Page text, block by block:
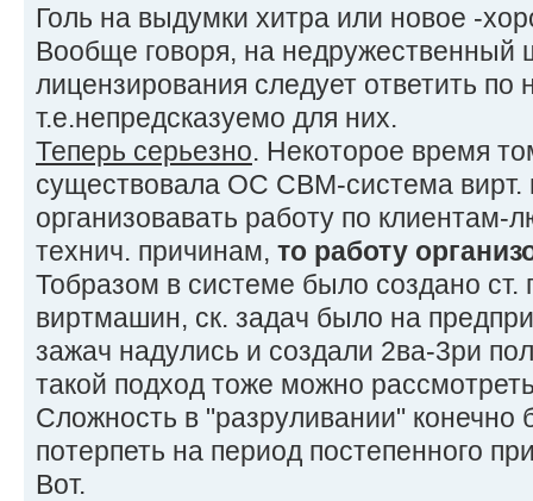
Голь на выдумки хитра или новое -
Вообще говоря, на недружественный
лицензирования следует ответить по
т.е.непредсказуемо для них.
Теперь серьезно. Некоторое время
существовала ОС СВМ-система вирт.
организовавать работу по
технич. причинам, то работу
Тобразом в системе было создано ст.
виртмашин, ск. задач было на
зажач надулись и создали 2ва-3ри
такой подход тоже можно
Сложность в "разруливании" конечно
потерпеть на период постепенного
Вот.